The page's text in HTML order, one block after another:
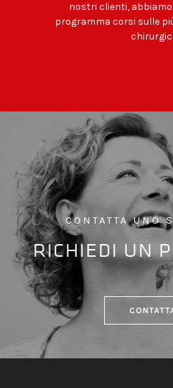
nostri clienti,
programma corsi sulle
CONTATTA UNO
richiedi un